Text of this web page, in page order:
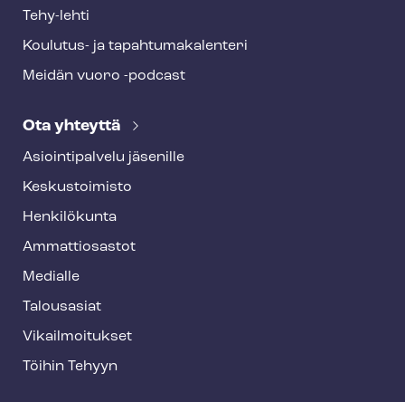
Tehy-lehti
Koulutus- ja ta­pah­tu­ma­ka­len­te­ri
Meidän vuoro -podcast
Ota yhteyttä
Asioin­ti­pal­ve­lu jäsenille
Keskustoimisto
Henkilökunta
Ammattiosastot
Medialle
Talousasiat
Vi­kail­moi­tuk­set
Töihin Tehyyn